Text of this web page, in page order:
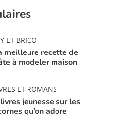
ET BRICO
meilleure recette de
à modeler maison
ET ROMANS
jeunesse sur les
qu’on adore